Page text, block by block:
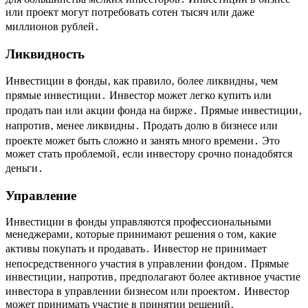
или проект могут потребовать сотен тысяч или даже
миллионов рублей․
Ликвидность
Инвестиции в фонды‚ как правило‚ более ликвидны‚ чем
прямые инвестиции․ Инвестор может легко купить или
продать паи или акции фонда на бирже․ Прямые инвестиции‚
напротив‚ менее ликвидны․ Продать долю в бизнесе или
проекте может быть сложно и занять много времени․ Это
может стать проблемой‚ если инвестору срочно понадобятся
деньги․
Управление
Инвестиции в фонды управляются профессиональными
менеджерами‚ которые принимают решения о том‚ какие
активы покупать и продавать․ Инвестор не принимает
непосредственного участия в управлении фондом․ Прямые
инвестиции‚ напротив‚ предполагают более активное участие
инвестора в управлении бизнесом или проектом․ Инвестор
может принимать участие в принятии решений‚